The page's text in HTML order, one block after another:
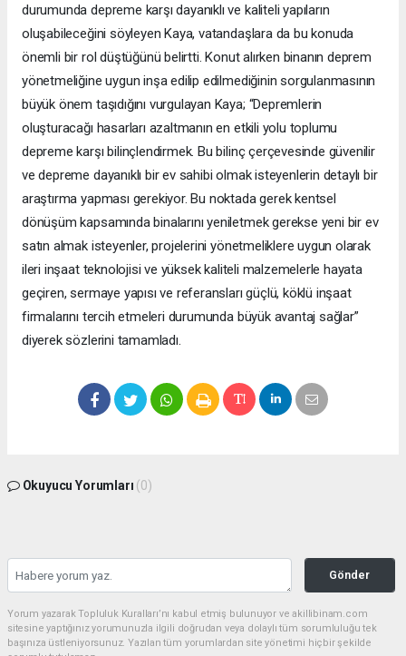
durumunda depreme karşı dayanıklı ve kaliteli yapıların
oluşabileceğini söyleyen Kaya, vatandaşlara da bu konuda
önemli bir rol düştüğünü belirtti. Konut alırken binanın deprem
yönetmeliğine uygun inşa edilip edilmediğinin sorgulanmasının
büyük önem taşıdığını vurgulayan Kaya; “Depremlerin
oluşturacağı hasarları azaltmanın en etkili yolu toplumu
depreme karşı bilinçlendirmek. Bu bilinç çerçevesinde güvenilir
ve depreme dayanıklı bir ev sahibi olmak isteyenlerin detaylı bir
araştırma yapması gerekiyor. Bu noktada gerek kentsel
dönüşüm kapsamında binalarını yeniletmek gerekse yeni bir ev
satın almak isteyenler, projelerini yönetmeliklere uygun olarak
ileri inşaat teknolojisi ve yüksek kaliteli malzemelerle hayata
geçiren, sermaye yapısı ve referansları güçlü, köklü inşaat
firmalarını tercih etmeleri durumunda büyük avantaj sağlar”
diyerek sözlerini tamamladı.
Okuyucu Yorumları (0)
Gönder
Yorum yazarak Topluluk Kuralları’nı kabul etmiş bulunuyor ve akillibinam.com
sitesine yaptığınız yorumunuzla ilgili doğrudan veya dolaylı tüm sorumluluğu tek
başınıza üstleniyorsunuz. Yazılan tüm yorumlardan site yönetimi hiçbir şekilde